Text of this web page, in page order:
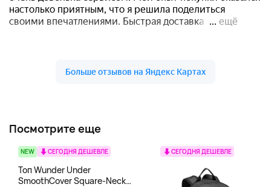
Посмотрите еще
NEW СЕГОДНЯ ДЕШЕВЛЕ
Топ Wunder Under
SmoothCover Square-Neck
СЕГОДНЯ ДЕШЕВЛЕ